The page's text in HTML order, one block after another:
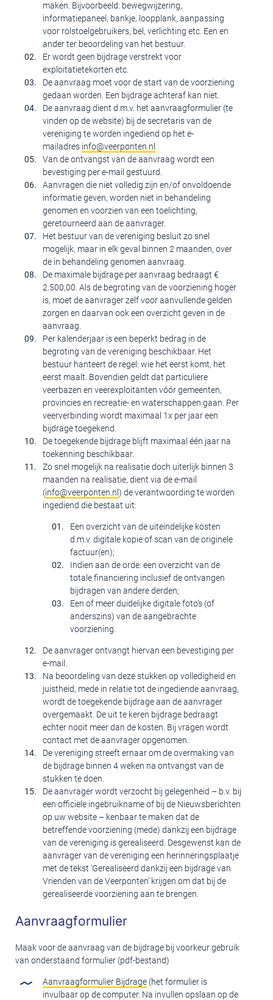
maken. Bijvoorbeeld: bewegwijzering,
informatiepaneel, bankje, loopplank, aanpassing
voor rolstoelgebruikers, bel, verlichting etc. Een en
ander ter beoordeling van het bestuur.
Er wordt geen bijdrage verstrekt voor
exploitatietekorten etc.
De aanvraag moet voor de start van de voorziening
gedaan worden. Een bijdrage achteraf kan niet.
De aanvraag dient d.m.v. het aanvraagformulier (te
vinden op de website) bij de secretaris van de
vereniging te worden ingediend op het e-
mailadres info@veerponten.nl
Van de ontvangst van de aanvraag wordt een
bevestiging per e-mail gestuurd.
Aanvragen die niet volledig zijn en/of onvoldoende
informatie geven, worden niet in behandeling
genomen en voorzien van een toelichting,
geretourneerd aan de aanvrager.
Het bestuur van de vereniging besluit zo snel
mogelijk, maar in elk geval binnen 2 maanden, over
de in behandeling genomen aanvraag.
De maximale bijdrage per aanvraag bedraagt €
2.500,00. Als de begroting van de voorziening hoger
is, moet de aanvrager zelf voor aanvullende gelden
zorgen en daarvan ook een overzicht geven in de
aanvraag.
Per kalenderjaar is een beperkt bedrag in de
begroting van de vereniging beschikbaar. Het
bestuur hanteert de regel: wie het eerst komt, het
eerst maalt. Bovendien geldt dat particuliere
veerbazen en veerexploitanten vóór gemeenten,
provincies en recreatie- en waterschappen gaan. Per
veerverbinding wordt maximaal 1x per jaar een
bijdrage toegekend.
De toegekende bijdrage blijft maximaal één jaar na
toekenning beschikbaar.
Zo snel mogelijk na realisatie doch uiterlijk binnen 3
maanden na realisatie, dient via de e-mail
(info@veerponten.nl) de verantwoording te worden
ingediend die bestaat uit:
Een overzicht van de uiteindelijke kosten
d.m.v. digitale kopie of scan van de originele
factuur(en);
Indien aan de orde: een overzicht van de
totale financiering inclusief de ontvangen
bijdragen van andere derden;
Een of meer duidelijke digitale foto’s (of
anderszins) van de aangebrachte
voorziening.
De aanvrager ontvangt hiervan een bevestiging per
e-mail.
Na beoordeling van deze stukken op volledigheid en
juistheid, mede in relatie tot de ingediende aanvraag,
wordt de toegekende bijdrage aan de aanvrager
overgemaakt. De uit te keren bijdrage bedraagt
echter nooit meer dan de kosten. Bij vragen wordt
contact met de aanvrager opgenomen.
De vereniging streeft ernaar om de overmaking van
de bijdrage binnen 4 weken na ontvangst van de
stukken te doen.
De aanvrager wordt verzocht bij gelegenheid – b.v. bij
een officiële ingebruikname of bij de Nieuwsberichten
op uw website – kenbaar te maken dat de
betreffende voorziening (mede) dankzij een bijdrage
van de vereniging is gerealiseerd. Desgewenst kan de
aanvrager van de vereniging een herinneringsplaatje
met de tekst ‘Gerealiseerd dankzij een bijdrage van
Vrienden van de Veerponten’ krijgen om dat bij de
gerealiseerde voorziening aan te brengen.
Aanvraagformulier
Maak voor de aanvraag van de bijdrage bij voorkeur gebruik
van onderstaand formulier (pdf-bestand)
Aanvraagformulier Bijdrage (het formulier is
invulbaar op de computer. Na invullen opslaan op de